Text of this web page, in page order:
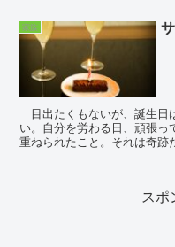
家族
目出たくもないが、誕生日
い。自分を労わる日、頑張
重ねられたこと。それは奇跡
スポ